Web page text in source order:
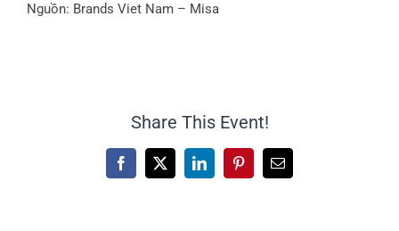
Nguồn: Brands Viet Nam – Misa
Share This Event!
Facebook
X LinkedInPinterestEmail